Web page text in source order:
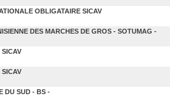
OBLIGATAIRE SICAV
DES MARCHES DE GROS - SOTUMAG -
SICAV
DU SUD - BS -